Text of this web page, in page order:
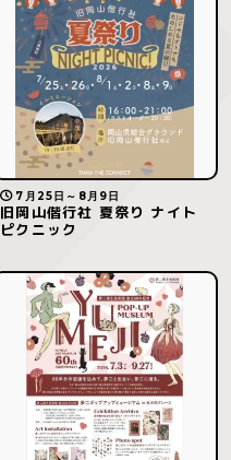
7月25日～8月9日
旧岡山偕行社 夏祭り ナイト
ピクニック